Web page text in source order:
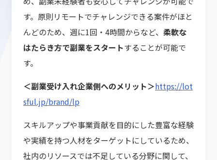
す。原則リモートでチャレンジできる案件がほと
んどのため、週に1回・4時間からなど、 柔軟な
はたらき方で副業をスタートすることが可能で
す。
＜副業受け入れ企業側へのメリット＞https://lot
sful.jp/brand/lp
スキルアップや事業貢献を目的にした豊富な経験
や実績を持つ人材をターゲットにしているため、
社内のリソースでは不足している分野に関して、